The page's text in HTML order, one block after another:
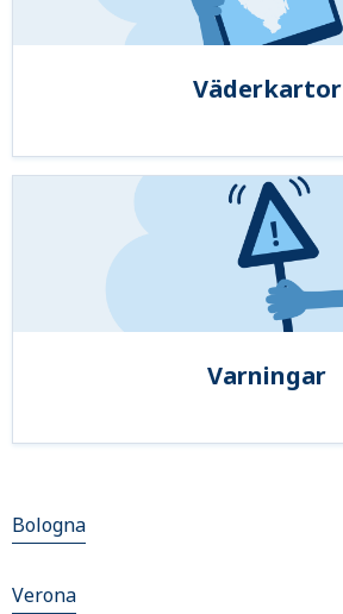
Väderkartor
Varningar
Bologna
Verona